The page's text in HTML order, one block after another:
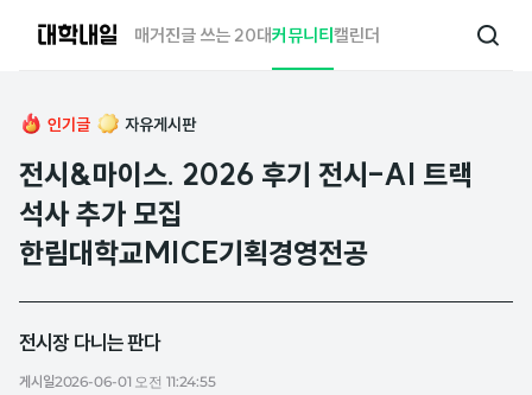
매거진글 쓰는 20대커뮤니티캘린더
검
인기글 자유게시판
전시&마이스. 2026 후기 전시-AI 트랙
석사 추가 모집
한림대학교MICE기획경영전공
전시장 다니는 판다
게시일2026-06-01 오전 11:24:55